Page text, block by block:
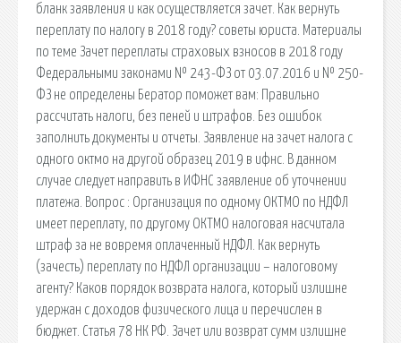
бланк заявления и как осуществляется зачет. Как вернуть
переплату по налогу в 2018 году? советы юриста. Материалы
по теме Зачет переплаты страховых взносов в 2018 году
Федеральными законами № 243-ФЗ от 03.07.2016 и № 250-
ФЗ не определены Бератор поможет вам: Правильно
рассчитать налоги, без пеней и штрафов. Без ошибок
заполнить документы и отчеты. Заявление на зачет налога с
одного октмо на другой образец 2019 в ифнс. В данном
случае следует направить в ИФНС заявление об уточнении
платежа. Вопрос : Организация по одному ОКТМО по НДФЛ
имеет переплату, по другому ОКТМО налоговая насчитала
штраф за не вовремя оплаченный НДФЛ. Как вернуть
(зачесть) переплату по НДФЛ организации – налоговому
агенту? Каков порядок возврата налога, который излишне
удержан с доходов физического лица и перечислен в
бюджет. Статья 78 НК РФ. Зачет или возврат сумм излишне